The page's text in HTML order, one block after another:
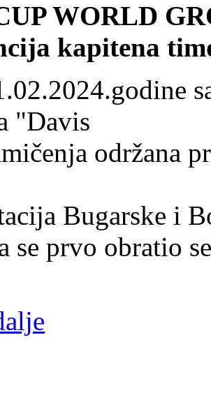
WORLD
kapitena
"Davis
održana
Bugarske i
se prvo obratio